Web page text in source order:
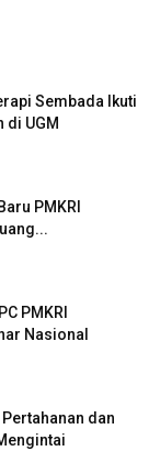
Sembada Ikuti
di UGM
PMKRI
PMKRI
Nasional
dan